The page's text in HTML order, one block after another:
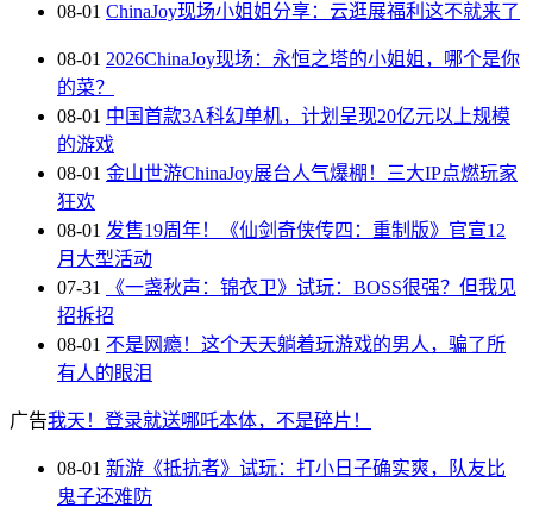
08-01 ChinaJoy现场小姐姐分享：云逛展福利这不就来了
08-01 2026ChinaJoy现场：永恒之塔的小姐姐，哪个是你
的菜？
08-01 中国首款3A科幻单机，计划呈现20亿元以上规模
的游戏
08-01 金山世游ChinaJoy展台人气爆棚！三大IP点燃玩家
狂欢
08-01 发售19周年！《仙剑奇侠传四：重制版》官宣12
月大型活动
07-31
《一盏秋声：锦衣卫》试玩：BOSS很强？但我见
招拆招
08-01 不是网瘾！这个天天躺着玩游戏的男人，骗了所
有人的眼泪
广告我天！登录就送哪吒本体，不是碎片！
08-01 新游《抵抗者》试玩：打小日子确实爽，队友比
鬼子还难防